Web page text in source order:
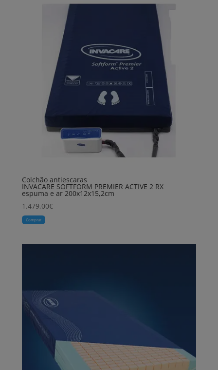
Colchão antiescaras
INVACARE SOFTFORM PREMIER ACTIVE 2 RX
espuma e ar 200x12x15,2cm
1.479,00€
Comprar